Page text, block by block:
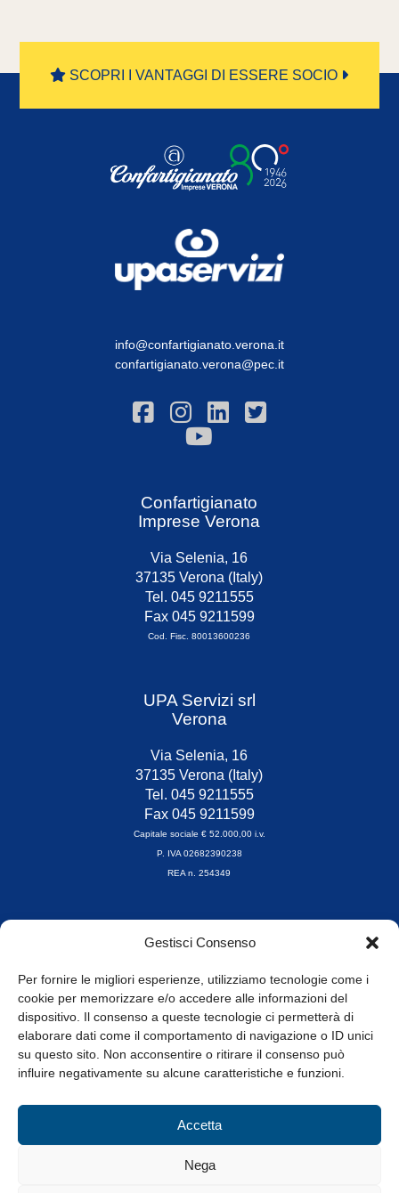
Gestisci Consenso
Per fornire le migliori esperienze, utilizziamo tecnologie come i
cookie per memorizzare e/o accedere alle informazioni del
dispositivo. Il consenso a queste tecnologie ci permetterà di
elaborare dati come il comportamento di navigazione o ID unici
su questo sito. Non acconsentire o ritirare il consenso può
influire negativamente su alcune caratteristiche e funzioni.
Accetta
Nega
SCOPRI I VANTAGGI DI ESSERE SOCIO
info@confartigianato.verona.it
confartigianato.verona@pec.it
Confartigianato
Imprese Verona
Via Selenia, 16
37135 Verona (Italy)
Tel. 045 9211555
Fax 045 9211599
Cod. Fisc. 80013600236
UPA Servizi srl
Verona
Via Selenia, 16
37135 Verona (Italy)
Tel. 045 9211555
Fax 045 9211599
Capitale sociale € 52.000,00 i.v.
P. IVA 02682390238
REA n. 254349
Orari di apertura
8.30-13.00 / 14.00-17.30
Whistleblowing
© Tutti i diritti riservati
Privacy Policy e Cookie|Informativa Cookie